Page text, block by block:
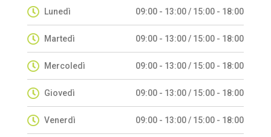
Lunedì 09:00 - 13:00 / 15:00 - 18:00
Martedì 09:00 - 13:00 / 15:00 - 18:00
Mercoledì 09:00 - 13:00 / 15:00 - 18:00
Giovedì 09:00 - 13:00 / 15:00 - 18:00
Venerdì 09:00 - 13:00 / 15:00 - 18:00